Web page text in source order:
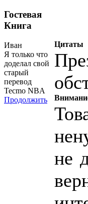
Гостевая
Книга
Иван
Я только что
доделал свой
старый
перевод
Tecmo NBA
Продолжить
Цитаты
не